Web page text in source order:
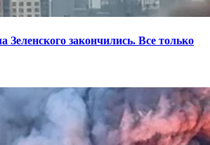
Зеленского закончились. Все только